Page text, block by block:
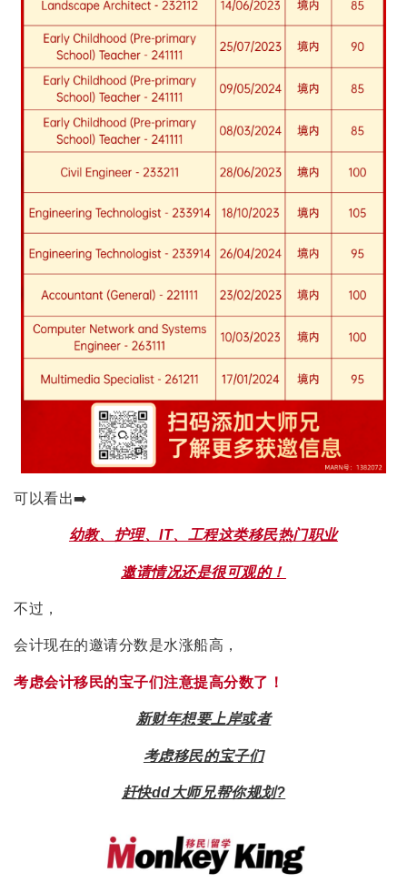
可以看出➡️
幼教、护理、IT、工程这类移民热门职业
邀请情况还是很可观的！
不过，
会计现在的邀请分数是水涨船高，
考虑会计移民的宝子们注意提高分数了！
新财年想要上岸或者
考虑移民的宝子们
赶快dd大师兄帮你规划?